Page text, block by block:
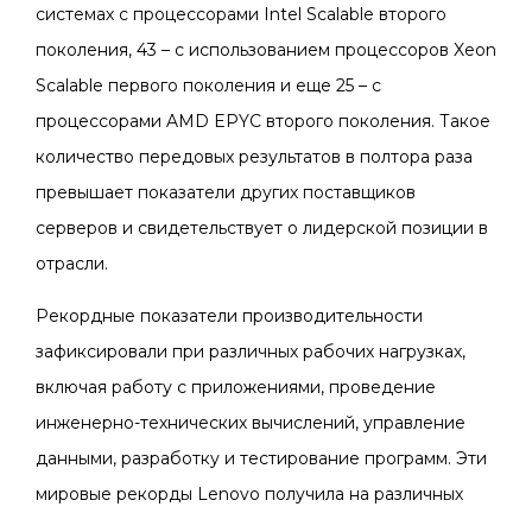
SSD диски
Блоки питания
системах с процессорами Intel Scalable второго
поколения, 43 – с использованием процессоров Xeon
Scalable первого поколения и еще 25 – с
процессорами AMD EPYC второго поколения. Такое
количество передовых результатов в полтора раза
превышает показатели других поставщиков
серверов и свидетельствует о лидерской позиции в
отрасли.
Рекордные показатели производительности
зафиксировали при различных рабочих нагрузках,
включая работу с приложениями, проведение
инженерно-технических вычислений, управление
данными, разработку и тестирование программ. Эти
мировые рекорды Lenovo получила на различных